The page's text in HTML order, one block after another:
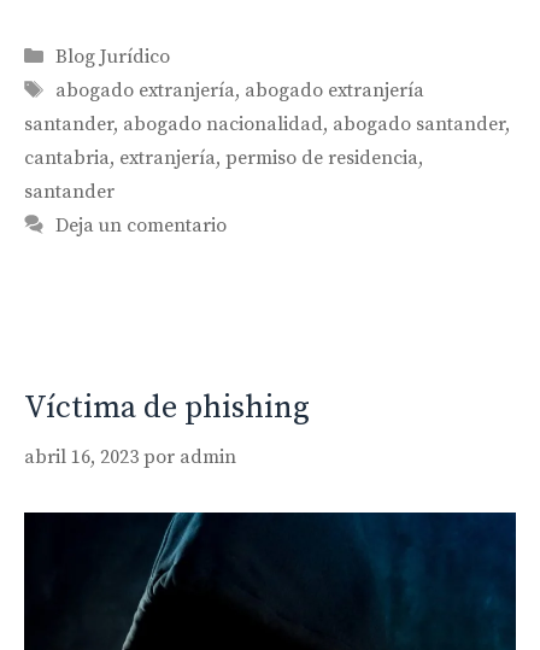
Categorías
Blog Jurídico
Etiquetas
abogado extranjería, abogado extranjería
santander, abogado nacionalidad, abogado santander,
cantabria, extranjería, permiso de residencia,
santander
Deja un comentario
Víctima de phishing
abril 16, 2023 por admin